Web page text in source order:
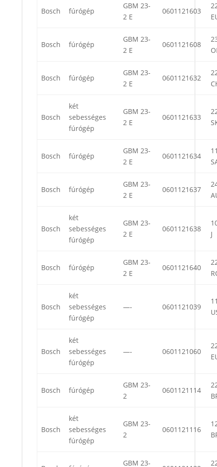
Bosch fúrógép
GBM 23-
2 E
0601121603
Bosch fúrógép
GBM 23-
2 E
0601121608
Bosch fúrógép
GBM 23-
2 E
0601121632
Bosch
két
sebességes
fúrógép
GBM 23-
2 E
0601121633
Bosch fúrógép
GBM 23-
2 E
0601121634
Bosch fúrógép
GBM 23-
2 E
0601121637
Bosch
két
sebességes
fúrógép
GBM 23-
2 E
0601121638
J
Bosch fúrógép
GBM 23-
2 E
0601121640
Bosch
két
sebességes
fúrógép
—- 0601121039
Bosch
két
sebességes
fúrógép
—- 0601121060
Bosch fúrógép
GBM 23-
2
0601121114
Bosch
két
sebességes
fúrógép
GBM 23-
2
0601121116
GBM 23-